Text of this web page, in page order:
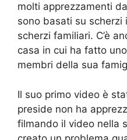
molti apprezzamenti
sono basati su scherzi
scherzi familiari. C’è
casa in cui ha fatto
membri della sua
Il suo primo video è
preside non ha
filmando il video nella